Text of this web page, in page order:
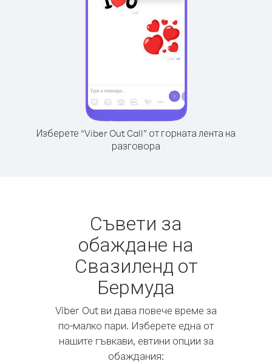
Изберете “Viber Out Call” от горната лента на
разговора
Съвети за
обаждане на
Свазиленд от
Бермуда
Viber Out ви дава повече време за
по-малко пари. Изберете една от
нашите гъвкави, евтини опции за
обаждания: